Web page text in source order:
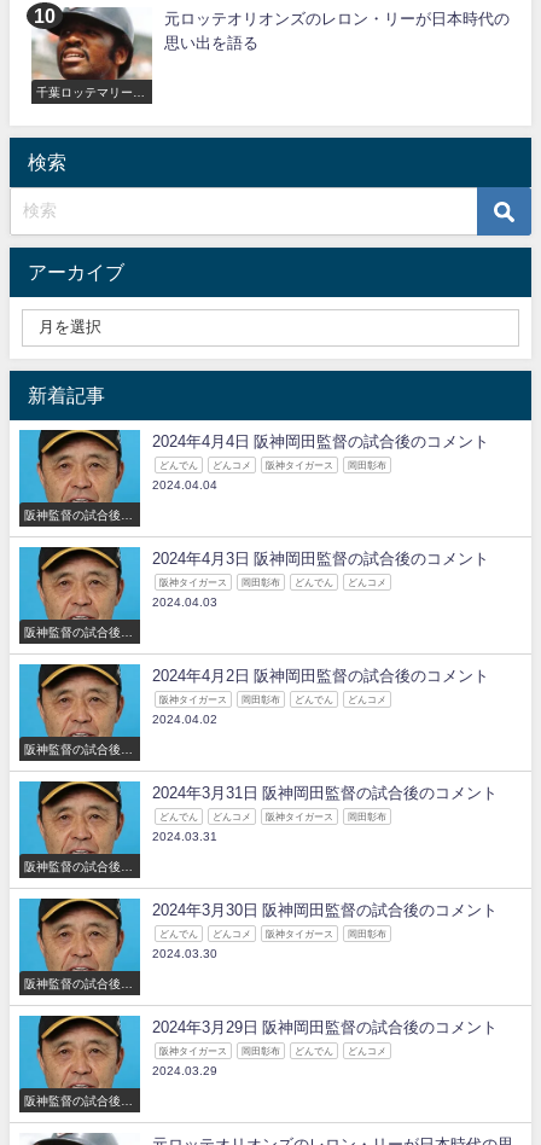
千葉ロッテマリーン
元ロッテオリオンズのレロン・リーが日本時代の
思い出を語る
検索
アーカイブ
新着記事
阪神監督の試合後の
コメント
2024年4月4日 阪神岡田監督の試合後のコメント
どんでん どんコメ 阪神タイガース 岡田彰布
2024.04.04
阪神監督の試合後の
コメント
2024年4月3日 阪神岡田監督の試合後のコメント
阪神タイガース 岡田彰布 どんでん どんコメ
2024.04.03
阪神監督の試合後の
コメント
2024年4月2日 阪神岡田監督の試合後のコメント
阪神タイガース 岡田彰布 どんでん どんコメ
2024.04.02
阪神監督の試合後の
コメント
2024年3月31日 阪神岡田監督の試合後のコメント
どんでん どんコメ 阪神タイガース 岡田彰布
2024.03.31
阪神監督の試合後の
コメント
2024年3月30日 阪神岡田監督の試合後のコメント
どんでん どんコメ 阪神タイガース 岡田彰布
2024.03.30
阪神監督の試合後の
コメント
2024年3月29日 阪神岡田監督の試合後のコメント
阪神タイガース 岡田彰布 どんでん どんコメ
2024.03.29